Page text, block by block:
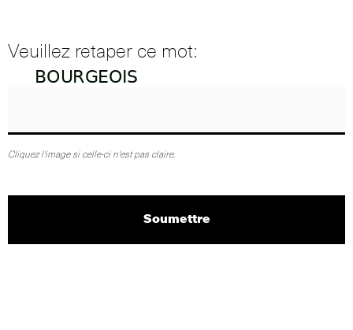
Veuillez retaper ce mot:
Cliquez l'image si celle-ci n'est pas claire.
Soumettre